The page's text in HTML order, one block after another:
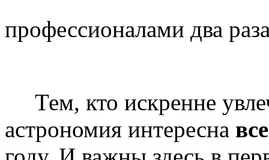
профессионалами два
Тем, кто искренне
астрономия интересна